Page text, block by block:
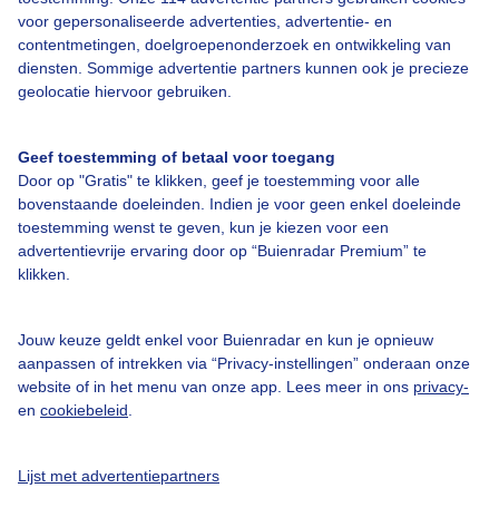
voor gepersonaliseerde advertenties, advertentie- en
contentmetingen, doelgroepenonderzoek en ontwikkeling van
diensten. Sommige advertentie partners kunnen ook je precieze
geolocatie hiervoor gebruiken.
Geef toestemming of betaal voor toegang
Door op "Gratis" te klikken, geef je toestemming voor alle
bovenstaande doeleinden. Indien je voor geen enkel doeleinde
toestemming wenst te geven, kun je kiezen voor een
advertentievrije ervaring door op “Buienradar Premium” te
klikken.
Jouw keuze geldt enkel voor Buienradar en kun je opnieuw
aanpassen of intrekken via “Privacy-instellingen” onderaan onze
website of in het menu van onze app. Lees meer in ons privacy-
en cookiebeleid
Lijst met advertentiepartners
Over Buienradar
Bedrijfsgegevens
Contact
Toegankelijkheid
Gebruikersvoorwaarden
Adverteren
Privacy beleid
Cookie beleid